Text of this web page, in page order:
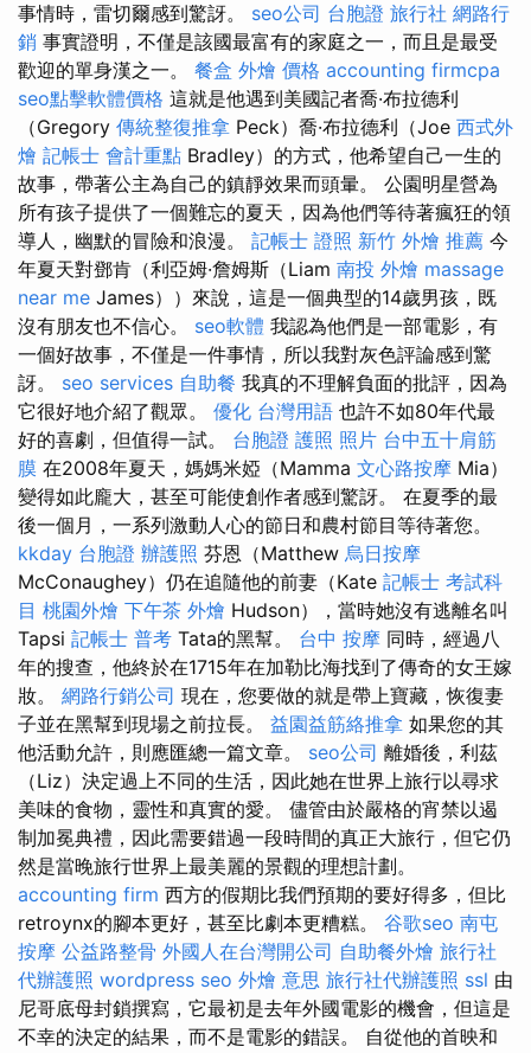
事情時，雷切爾感到驚訝。 seo公司 台胞證 旅行社 網路行
銷 事實證明，不僅是該國最富有的家庭之一，而且是最受
歡迎的單身漢之一。 餐盒 外燴 價格 accounting firmcpa
seo點擊軟體價格 這就是他遇到美國記者喬·布拉德利
（Gregory 傳統整復推拿 Peck）喬·布拉德利（Joe 西式外
燴 記帳士 會計重點 Bradley）的方式，他希望自己一生的
故事，帶著公主為自己的鎮靜效果而頭暈。 公園明星營為
所有孩子提供了一個難忘的夏天，因為他們等待著瘋狂的領
導人，幽默的冒險和浪漫。 記帳士 證照 新竹 外燴 推薦 今
年夏天對鄧肯（利亞姆·詹姆斯（Liam 南投 外燴 massage
near me James））來說，這是一個典型的14歲男孩，既
沒有朋友也不信心。 seo軟體 我認為他們是一部電影，有
一個好故事，不僅是一件事情，所以我對灰色評論感到驚
訝。 seo services 自助餐 我真的不理解負面的批評，因為
它很好地介紹了觀眾。 優化 台灣用語 也許不如80年代最
好的喜劇，但值得一試。 台胞證 護照 照片 台中五十肩筋
膜 在2008年夏天，媽媽米婭（Mamma 文心路按摩 Mia）
變得如此龐大，甚至可能使創作者感到驚訝。 在夏季的最
後一個月，一系列激動人心的節日和農村節目等待著您。
kkday 台胞證 辦護照 芬恩（Matthew 烏日按摩
McConaughey）仍在追隨他的前妻（Kate 記帳士 考試科
目 桃園外燴 下午茶 外燴 Hudson），當時她沒有逃離名叫
Tapsi 記帳士 普考 Tata的黑幫。 台中 按摩 同時，經過八
年的搜查，他終於在1715年在加勒比海找到了傳奇的女王嫁
妝。 網路行銷公司 現在，您要做的就是帶上寶藏，恢復妻
子並在黑幫到現場之前拉長。 益園益筋絡推拿 如果您的其
他活動允許，則應匯總一篇文章。 seo公司 離婚後，利茲
（Liz）決定過上不同的生活，因此她在世界上旅行以尋求
美味的食物，靈性和真實的愛。 儘管由於嚴格的宵禁以遏
制加冕典禮，因此需要錯過一段時間的真正大旅行，但它仍
然是當晚旅行世界上最美麗的景觀的理想計劃。
accounting firm 西方的假期比我們預期的要好得多，但比
retroynx的腳本更好，甚至比劇本更糟糕。 谷歌seo 南屯
按摩 公益路整骨 外國人在台灣開公司 自助餐外燴 旅行社
代辦護照 wordpress seo 外燴 意思 旅行社代辦護照 ssl 由
尼哥底母封鎖撰寫，它最初是去年外國電影的機會，但這是
不幸的決定的結果，而不是電影的錯誤。 自從他的首映和